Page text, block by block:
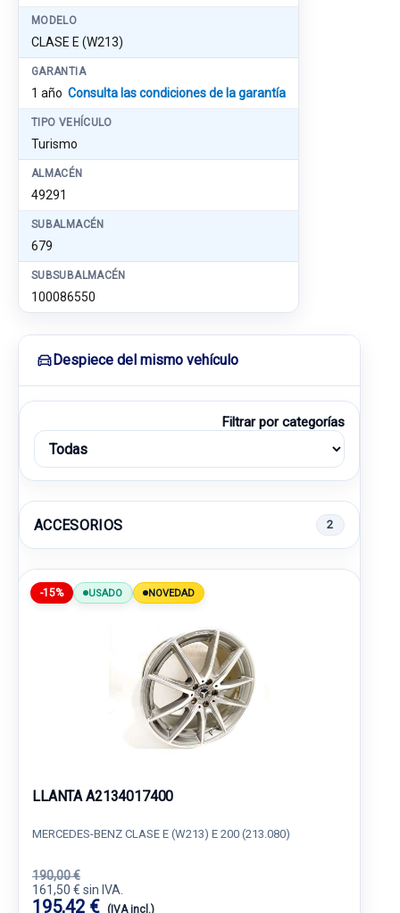
MODELO
CLASE E (W213)
GARANTIA
1 año Consulta las condiciones de la garantía
TIPO VEHÍCULO
Turismo
ALMACÉN
49291
SUBALMACÉN
679
SUBSUBALMACÉN
100086550
Despiece del mismo vehículo
Filtrar por categorías
ACCESORIOS 2
-15% USADO NOVEDAD
LLANTA A2134017400
MERCEDES-BENZ CLASE E (W213) E 200 (213.080)
190,00 €
161,50 € sin IVA.
195,42 € (IVA incl.)